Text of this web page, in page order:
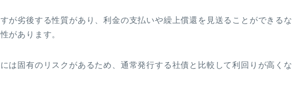
が劣後する性質があり、利金の支払いや繰上償還を見送ることができるな
があります。
は固有のリスクがあるため、通常発行する社債と比較して利回りが高くな